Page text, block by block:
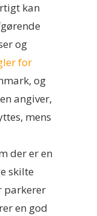
kan
og
for
og
angiver,
mens
der er en
skilte
parkerer
en god